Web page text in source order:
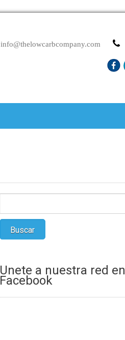
info@thelowcarbcompany.com
Únete a nuestra red en
Facebook